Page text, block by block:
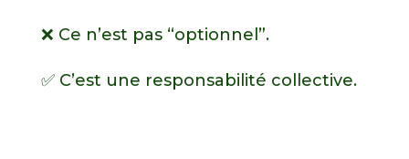
❌ Ce n’est pas “optionnel”.
✅ C’est une responsabilité collective.